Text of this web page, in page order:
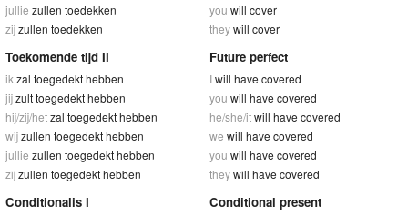
jullie zullen toedekken
zijzullen toedekken
you will cover
theywill cover
Toekomende tijd II
ik zal toegedekt hebben
jijzult toegedekt hebben
hij/zij/hetzal toegedekt hebben
wijzullen toegedekt hebben
jullie zullen toegedekt hebben
zijzullen toegedekt hebben
Future perfect
Iwill have covered
you will have covered
he/she/itwill have covered
we will have covered
you will have covered
theywill have covered
Conditionalis I Conditional present